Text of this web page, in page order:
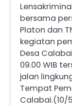
bersama
Platon dan
kegiatan
Desa
09.00 WIB
jalan
Tempat
Calabai.(10/